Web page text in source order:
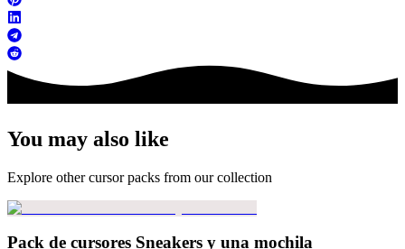
You may also like
Explore other cursor packs from our collection
Pack de cursores Sneakers y una mochila